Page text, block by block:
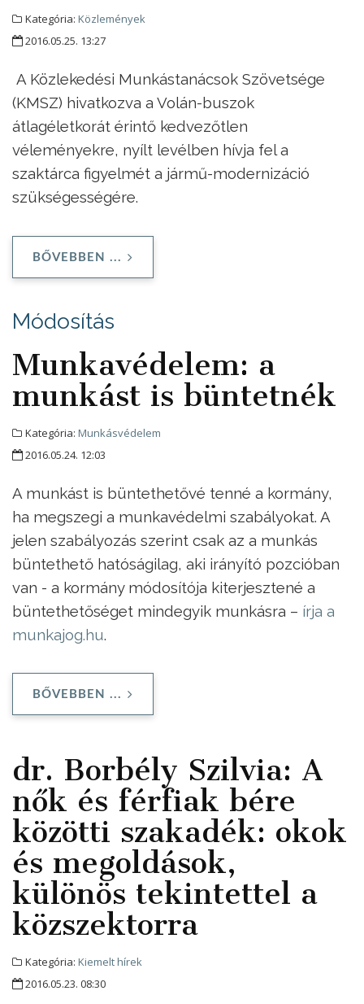
Kategória: Közlemények
2016.05.25. 13:27
A Közlekedési Munkástanácsok Szövetsége
(KMSZ) hivatkozva a Volán-buszok
átlagéletkorát érintő kedvezőtlen
véleményekre, nyílt levélben hívja fel a
szaktárca figyelmét a jármű-modernizáció
szükségességére.
BŐVEBBEN ...
Módosítás
Munkavédelem: a
munkást is büntetnék
Kategória: Munkásvédelem
2016.05.24. 12:03
A munkást is büntethetővé tenné a kormány,
ha megszegi a munkavédelmi szabályokat. A
jelen szabályozás szerint csak az a munkás
büntethető hatóságilag, aki irányító pozcióban
van - a kormány módosítója kiterjesztené a
büntethetőséget mindegyik munkásra – írja a
munkajog.hu.
BŐVEBBEN ...
dr. Borbély Szilvia: A
nők és férfiak bére
közötti szakadék: okok
és megoldások,
különös tekintettel a
közszektorra
Kategória: Kiemelt hírek
2016.05.23. 08:30